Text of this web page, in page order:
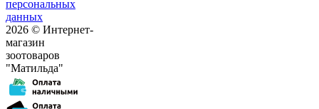
персональных
данных
2026 © Интернет-
магазин
зоотоваров
"Матильда"